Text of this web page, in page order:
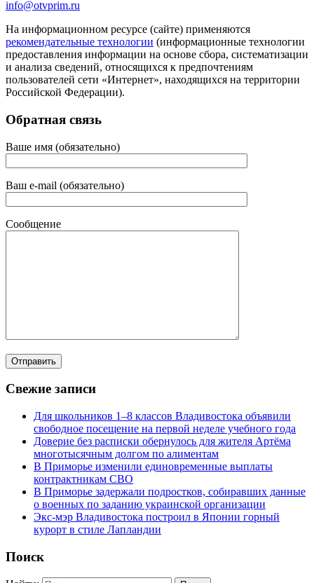
info@otvprim.ru
На информационном ресурсе (сайте) применяются
рекомендательные технологии (информационные технологии
предоставления информации на основе сбора, систематизации
и анализа сведений, относящихся к предпочтениям
пользователей сети «Интернет», находящихся на территории
Российской Федерации).
Обратная связь
Ваше имя (обязательно)
Ваш e-mail (обязательно)
Сообщение
Свежие записи
Для школьников 1–8 классов Владивостока объявили
свободное посещение на первой неделе учебного года
Доверие без расписки обернулось для жителя Артёма
многотысячным долгом по алиментам
В Приморье изменили единовременные выплаты
контрактникам СВО
В Приморье задержали подростков, собиравших данные
о военных по заданию украинской организации
Экс-мэр Владивостока построил в Японии горный
курорт в стиле Лапландии
Поиск